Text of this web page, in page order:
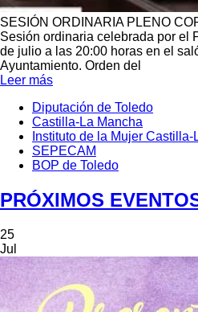
SESIÓN ORDINARIA PLENO
Sesión ordinaria celebrada por el
de julio a las 20:00 horas en el
Ayuntamiento. Orden del
Leer más
Menú
Portada
Cuarto
Diputación de Toledo
Castilla-La Mancha
Instituto de la Mujer Castilla-
SEPECAM
BOP de Toledo
PRÓXIMOS
25
Jul